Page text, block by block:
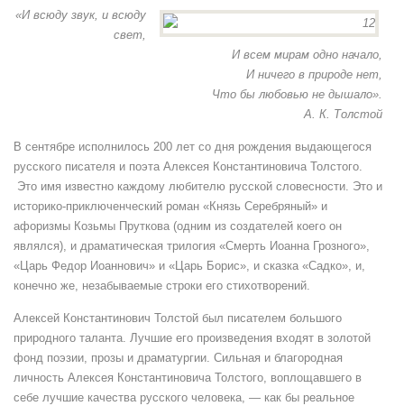
писателя
«И всюду звук, и всюду
свет,
И всем мирам одно начало,
И ничего в природе нет,
Что бы любовью не дышало».
А. К. Толстой
В сентябре исполнилось 200 лет со дня рождения выдающегося
русского писателя и поэта Алексея Константиновича Толстого.
Это имя известно каждому любителю русской словесности. Это и
историко-приключенческий роман «Князь Серебряный» и
афоризмы Козьмы Пруткова (одним из создателей коего он
являлся), и драматическая трилогия «Смерть Иоанна Грозного»,
«Царь Федор Иоаннович» и «Царь Борис», и сказка «Садко», и,
конечно же, незабываемые строки его стихотворений.
Алексей Константинович Толстой был писателем большого
природного таланта. Лучшие его произведения входят в золотой
фонд поэзии, прозы и драматургии. Сильная и благородная
личность Алексея Константиновича Толстого, воплощавшего в
себе лучшие качества русского человека, — как бы реальное